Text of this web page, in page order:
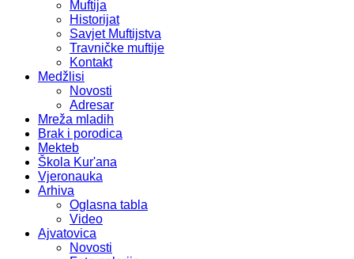
Muftija
Historijat
Savjet Muftijstva
Travničke muftije
Kontakt
Medžlisi
Novosti
Adresar
Mreža mladih
Brak i porodica
Mekteb
Škola Kur'ana
Vjeronauka
Arhiva
Oglasna tabla
Video
Ajvatovica
Novosti